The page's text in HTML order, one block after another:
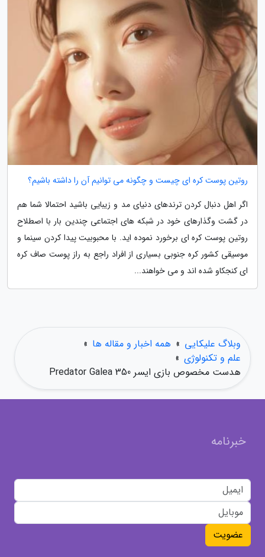
روتین پوست کره ای چیست و چگونه می توانیم آن را داشته باشیم؟
اگر اهل دنبال کردن ترندهای دنیای مد و زیبایی باشید احتمالا شما هم
در گشت وگذارهای خود در شبکه های اجتماعی چندین بار با اصطلاح
روتین پوست کره ای برخورد نموده اید. با محبوبیت پیدا کردن سینما و
موسیقی کشور کره جنوبی بسیاری از افراد راجع به راز پوست صاف کره
ای کنجکاو شده اند و می خواهند...
وبلاگ علیکایی » همه اخبار و مقاله ها »
علم و تکنولوژی »
هدست مخصوص بازی ایسر Predator Galea 350
خبرنامه
عضویت